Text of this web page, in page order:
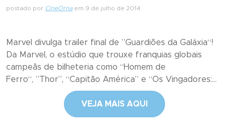
postado por CineOrna em 9 de julho de 2014
Marvel divulga trailer final de ”Guardiões da Galáxia“!
Da Marvel, o estúdio que trouxe franquias globais
campeãs de bilheteria como “Homem de
Ferro“, ”Thor”, “Capitão América” e “Os Vingadores:...
VEJA MAIS AQUI